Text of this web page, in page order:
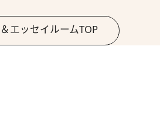
エッセイルームTOP